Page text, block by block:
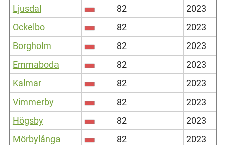
Ljusdal
82
2023
Ockelbo
82
2023
Borgholm
82
2023
Emmaboda
82
2023
Kalmar
82
2023
Vimmerby
82
2023
Högsby
82
2023
Mörbylånga
82
2023